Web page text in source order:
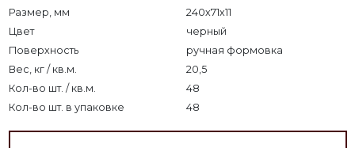
Размер, мм
240х71х11
Цвет
черный
Поверхность
ручная формовка
Вес, кг / кв.м.
20,5
Кол-во шт. / кв.м.
48
Кол-во шт. в упаковке
48